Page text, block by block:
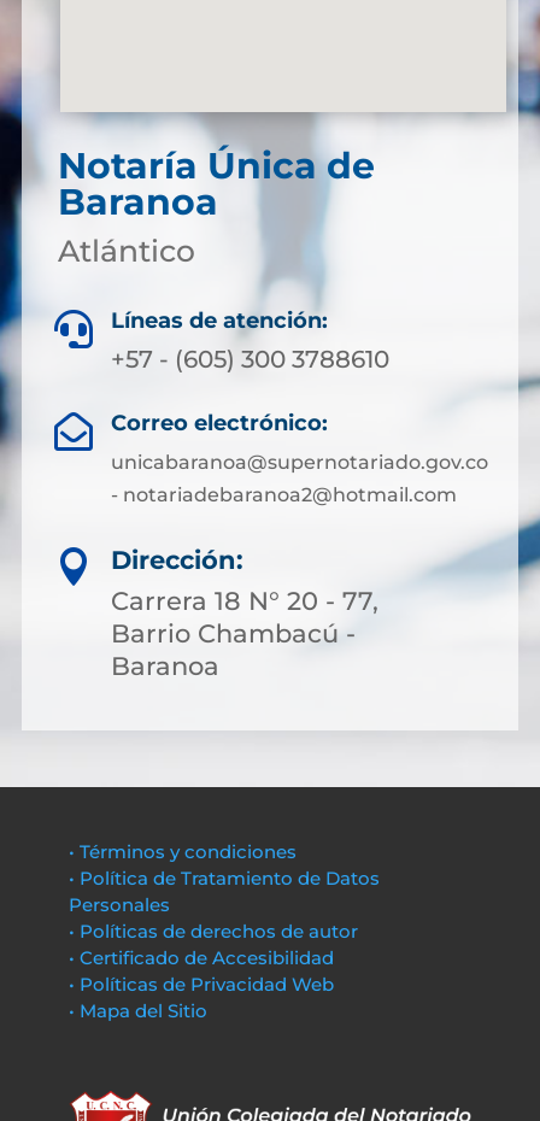
Notaría Única de
Baranoa
Atlántico
 Líneas de atención:
+57 - (605) 300 3788610
 Correo electrónico:
unicabaranoa@supernotariado.gov.co
- notariadebaranoa2@hotmail.com

Dirección:
Carrera 18 N° 20 - 77,
Barrio Chambacú -
Baranoa
• Términos y condiciones
• Política de Tratamiento de Datos
Personales
• Políticas de derechos de autor
• Certificado de Accesibilidad
• Políticas de Privacidad Web
• Mapa del Sitio